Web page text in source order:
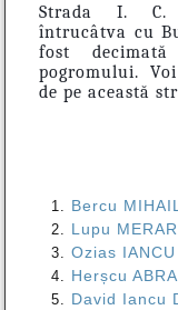
Strada I. C.
întrucâtva cu
fost
pogromului.
de pe această
Bercu
Lupu MERAR
Ozias IANCU
Herșcu
David Iancu